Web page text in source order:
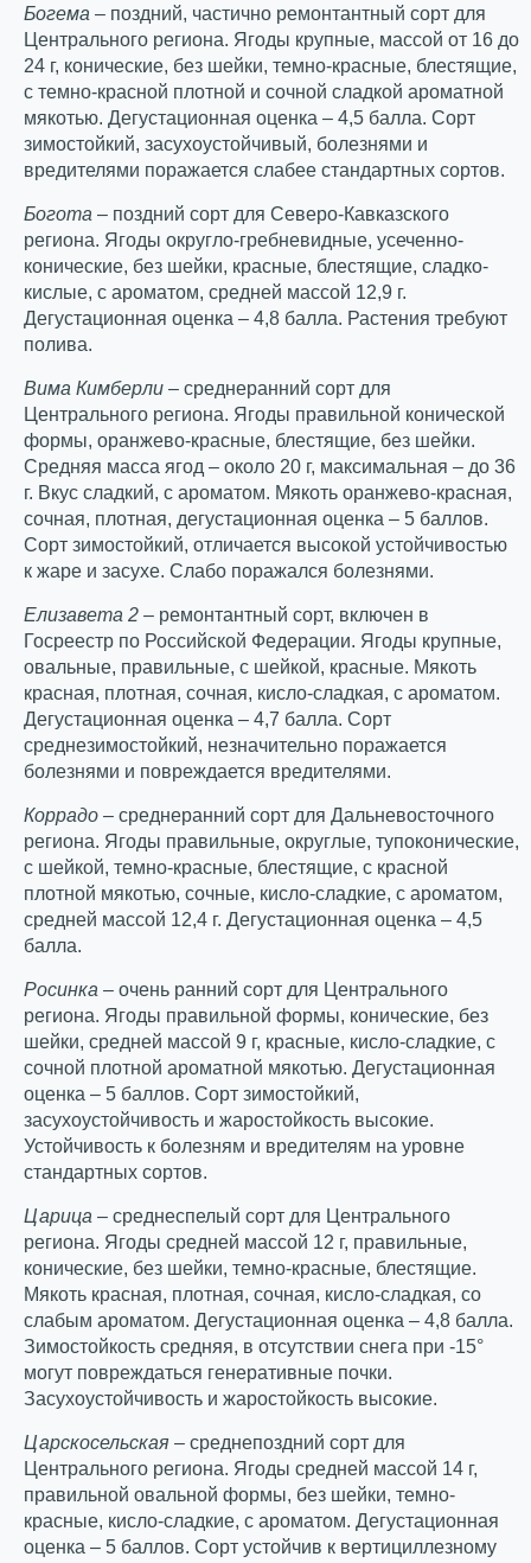
Богема – поздний, частично ремонтантный сорт для
Центрального региона. Ягоды крупные, массой от 16 до
24 г, конические, без шейки, темно-красные, блестящие,
с темно-красной плотной и сочной сладкой ароматной
мякотью. Дегустационная оценка – 4,5 балла. Сорт
зимостойкий, засухоустойчивый, болезнями и
вредителями поражается слабее стандартных сортов.
Богота – поздний сорт для Северо-Кавказского
региона. Ягоды округло-гребневидные, усеченно-
конические, без шейки, красные, блестящие, сладко-
кислые, с ароматом, средней массой 12,9 г.
Дегустационная оценка – 4,8 балла. Растения требуют
полива.
Вима Кимберли – среднеранний сорт для
Центрального региона. Ягоды правильной конической
формы, оранжево-красные, блестящие, без шейки.
Средняя масса ягод – около 20 г, максимальная – до 36
г. Вкус сладкий, с ароматом. Мякоть оранжево-красная,
сочная, плотная, дегустационная оценка – 5 баллов.
Сорт зимостойкий, отличается высокой устойчивостью
к жаре и засухе. Слабо поражался болезнями.
Елизавета 2 – ремонтантный сорт, включен в
Госреестр по Российской Федерации. Ягоды крупные,
овальные, правильные, с шейкой, красные. Мякоть
красная, плотная, сочная, кисло-сладкая, с ароматом.
Дегустационная оценка – 4,7 балла. Сорт
среднезимостойкий, незначительно поражается
болезнями и повреждается вредителями.
Коррадо – среднеранний сорт для Дальневосточного
региона. Ягоды правильные, округлые, тупоконические,
с шейкой, темно-красные, блестящие, с красной
плотной мякотью, сочные, кисло-сладкие, с ароматом,
средней массой 12,4 г. Дегустационная оценка – 4,5
балла.
Росинка – очень ранний сорт для Центрального
региона. Ягоды правильной формы, конические, без
шейки, средней массой 9 г, красные, кисло-сладкие, с
сочной плотной ароматной мякотью. Дегустационная
оценка – 5 баллов. Сорт зимостойкий,
засухоустойчивость и жаростойкость высокие.
Устойчивость к болезням и вредителям на уровне
стандартных сортов.
Царица – среднеспелый сорт для Центрального
региона. Ягоды средней массой 12 г, правильные,
конические, без шейки, темно-красные, блестящие.
Мякоть красная, плотная, сочная, кисло-сладкая, со
слабым ароматом. Дегустационная оценка – 4,8 балла.
Зимостойкость средняя, в отсутствии снега при -15°
могут повреждаться генеративные почки.
Засухоустойчивость и жаростойкость высокие.
Царскосельская – среднепоздний сорт для
Центрального региона. Ягоды средней массой 14 г,
правильной овальной формы, без шейки, темно-
красные, кисло-сладкие, с ароматом. Дегустационная
оценка – 5 баллов. Сорт устойчив к вертициллезному